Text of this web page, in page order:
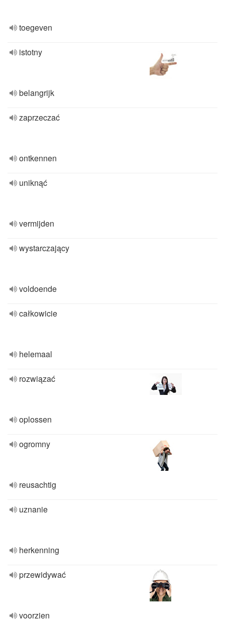
toegeven
istotny
belangrijk
zaprzeczać
ontkennen
uniknąć
vermijden
wystarczający
voldoende
całkowicie
helemaal
rozwiązać
oplossen
ogromny
reusachtig
uznanie
herkenning
przewidywać
voorzien